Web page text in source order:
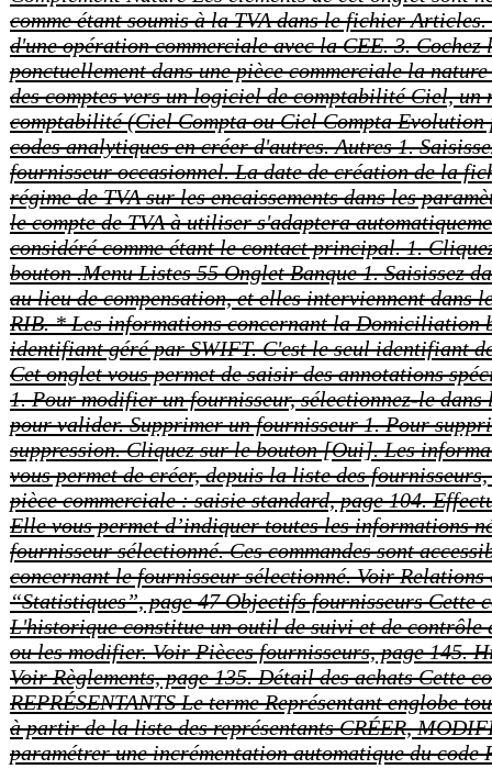
comme étant soumis à la TVA dans le fichier
d'une opération commerciale avec la CEE. 3.
ponctuellement dans une pièce commerciale la
des comptes vers un logiciel de comptabilité Ciel,
comptabilité (Ciel Compta ou Ciel Compta Evolution
codes analytiques en créer d'autres. Autres 1.
fournisseur occasionnel. La date de création de la
régime de TVA sur les encaissements dans les
le compte de TVA à utiliser s'adaptera
considéré comme étant le contact principal. 1.
bouton .Menu Listes 55 Onglet Banque 1. Saisissez
au lieu de compensation, et elles interviennent dans
RIB. * Les informations concernant la Domiciliation
identifiant géré par SWIFT. C'est le seul identifiant
Cet onglet vous permet de saisir des annotations
1. Pour modifier un fournisseur, sélectionnez-le
pour valider. Supprimer un fournisseur 1. Pour
suppression. Cliquez sur le bouton [Oui]. Les
vous permet de créer, depuis la liste des
pièce commerciale : saisie standard, page 104.
Elle vous permet d’indiquer toutes les informations
fournisseur sélectionné. Ces commandes sont
concernant le fournisseur sélectionné. Voir
“Statistiques”, page 47 Objectifs fournisseurs Cette
L'historique constitue un outil de suivi et de contrôle
ou les modifier. Voir Pièces fournisseurs, page 145.
Voir Règlements, page 135. Détail des achats Cette
REPRÉSENTANTSLe terme Représentant englobe
à partir de la liste des représentants CRÉER,
paramétrer une incrémentation automatique du code